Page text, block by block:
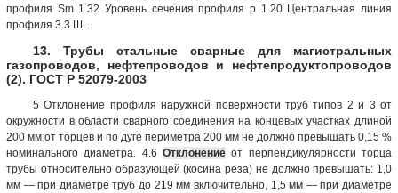
профиля Sm 1.32 Уровень сечения профиля р 1.20 Центральная линия
профиля 3.3 Ш...
13. Трубы стальные сварные для магистральных
газопроводов, нефтепроводов и нефтепродуктопроводов
(2). ГОСТ Р 52079-2003
5 Отклонение профиля наружной поверхности труб типов 2 и 3 от
окружности в области сварного соединения на концевых участках длиной
200 мм от торцев и по дуге периметра 200 мм не должно превышать 0,15 %
номинального диаметра. 4.6 Отклонение от перпендикулярности торца
трубы относительно образующей (косина реза) не должно превышать: 1,0
мм — при диаметре труб до 219 мм включительно, 1,5 мм — при диаметре